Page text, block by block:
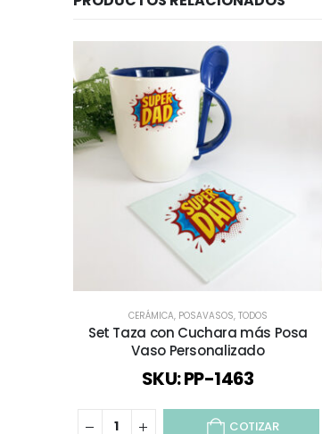
CERÁMICA, POSAVASOS, TODOS
Set Taza con Cuchara más Posa
Vaso Personalizado
SKU: PP-1463
COTIZAR